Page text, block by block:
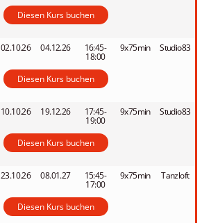
Diesen Kurs buchen
02.10.26 04.12.26 16:45-
18:00
9x75min Studio83
Diesen Kurs buchen
10.10.26 19.12.26 17:45-
19:00
9x75min Studio83
Diesen Kurs buchen
23.10.26 08.01.27 15:45-
17:00
9x75min Tanzloft
Diesen Kurs buchen